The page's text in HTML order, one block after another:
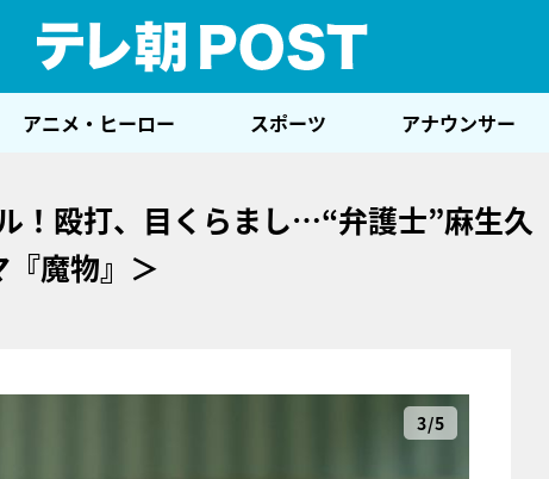
アニメ・ヒーロー スポーツ アナウンサー
！殴打、目くらまし…“弁護士”麻生久
魔物』＞
3/5